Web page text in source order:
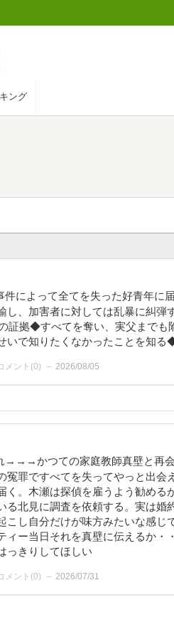
ング
件によって全てを失った好青年に
し、加害者に対しては乱暴に糾
証拠◆すべてを奪い、実父まで
いで知りたくなかったことを知る
メント(0) 2026/08/05
→→→かつての家庭教師真壁と再
冤罪ですべてを失ってやっと出会
く。木瀬は探偵を雇うよう勧める
る北見に調査を依頼する。実は婚
こし自分だけが味方みたいな感じ
ィー当日それを真壁に伝えるか・
っきりしてほしい
メント(0) 2026/07/31